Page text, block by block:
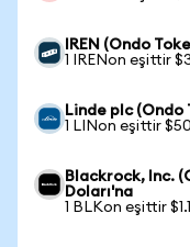
IREN (Ondo
1 IRENon eşittir
Linde plc (Ondo
1 LINon eşittir
Blackrock, Inc.
Doları'na
1 BLKon eşittir